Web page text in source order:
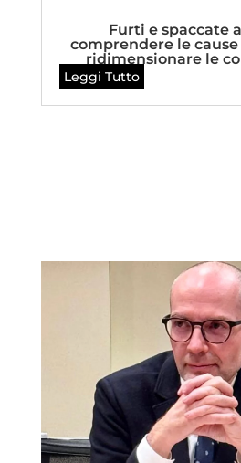
Furti e spaccate
comprendere le
ridimensionare le
Leggi Tutto